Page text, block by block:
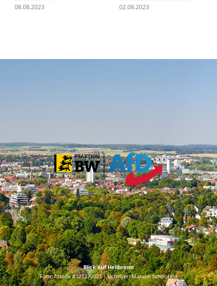
08.08.2023 02.08.2023
Blick auf Heilbronn
Foto: fotolia #122270023 | Urheber: Manuel Schönfeld